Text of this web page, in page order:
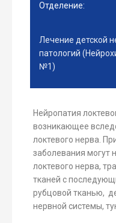
Отделение:
Лечение детской
патологий
№1)
Нейропатия
возникающее
локтевого нерва.
заболевания могут
локтевого нерва,
тканей с
рубцовой тканью,
нервной системы,